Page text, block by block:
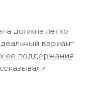
должна легко
вариант
ее поддержания